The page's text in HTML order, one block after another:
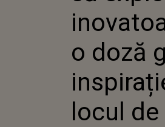
o doză
locul